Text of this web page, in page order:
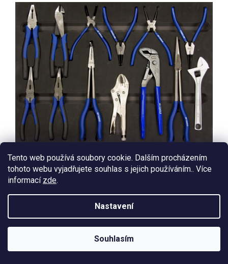
Tento web používá soubory cookie. Dalším procházením
tohoto webu vyjadřujete souhlas s jejich používáním.. Více
informací zde.
Nastavení
Souhlasím
Kombinované kleště 200 mm
Telefonní kleště 200 mm
Štípací kleště 200 mm
Kleště na vodní pumpu 250 mm
Kleště na vodní čerpadlo